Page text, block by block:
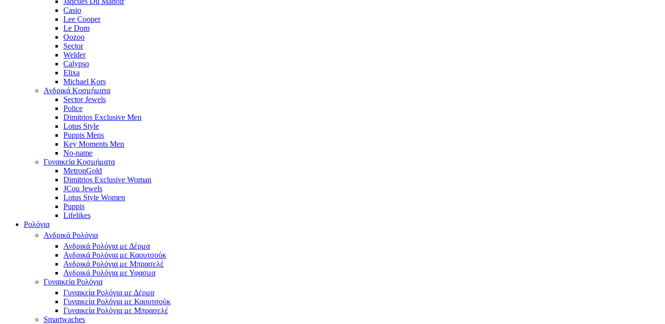
Casio
Lee Cooper
Le Dom
Oozoo
Sector
Welder
Calypso
Elixa
Michael Kors
Ανδρικά Κοσμήματα
Sector Jewels
Police
Dimitrios Exclusive Men
Lotus Style
Puppis Mens
Key Moments Men
No-name
Γυναικεία Κοσμήματα
MetronGold
Dimitrios Exclusive Woman
JCou Jewels
Lotus Style Women
Puppis
Lifelikes
Ρολόγια
Ανδρικά Ρολόγια
Ανδρικά Ρολόγια με Δέρμα
Ανδρικά Ρολόγια με Καουτσούκ
Ανδρικά Ρολόγια με Μπρασελέ
Ανδρικά Ρολόγια με Υφασμα
Γυναικεία Ρολόγια
Γυναικεία Ρολόγια με Δέρμα
Γυναικεία Ρολόγια με Καουτσούκ
Γυναικεία Ρολόγια με Μπρασελέ
Smartwaches